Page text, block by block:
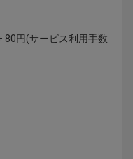
80円(サービス利用手数